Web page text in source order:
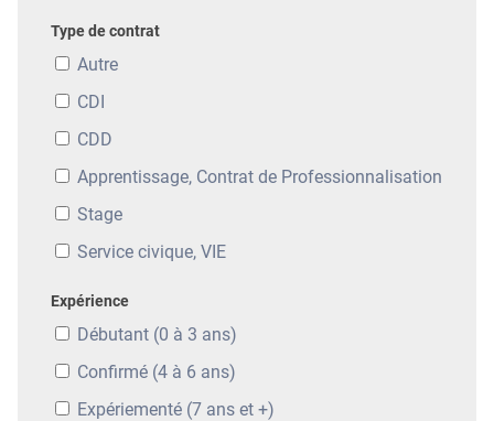
Type de contrat
Autre
CDI
CDD
Apprentissage, Contrat de Professionnalisation
Stage
Service civique, VIE
Expérience
Débutant (0 à 3 ans)
Confirmé (4 à 6 ans)
Expériementé (7 ans et +)